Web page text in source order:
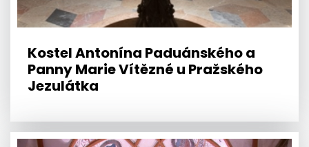
Kostel Antonína Paduánského a
Panny Marie Vítězné u Pražského
Jezulátka